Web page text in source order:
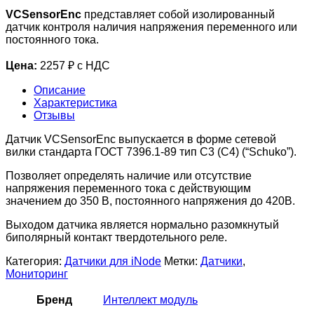
VCSensorEnc представляет собой изолированный
датчик контроля наличия напряжения переменного или
постоянного тока.
Цена: 2257 ₽ с НДС
Описание
Характеристика
Отзывы
Датчик VCSensorEnc выпускается в форме сетевой
вилки стандарта ГОСТ 7396.1-89 тип С3 (С4) (“Schuko”).
Позволяет определять наличие или отсутствие
напряжения переменного тока с действующим
значением до 350 В, постоянного напряжения до 420В.
Выходом датчика является нормально разомкнутый
биполярный контакт твердотельного реле.
Категория: Датчики для iNode Метки: Датчики,
Мониторинг
Бренд Интеллект модуль